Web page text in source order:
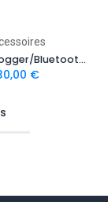
EDL-1 DataLogger/Bluetooth module
€